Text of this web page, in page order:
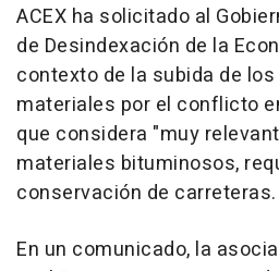
ACEX ha solicitado al
de Desindexación de la
contexto de la subida de
materiales por el conflicto
que considera "muy
materiales bituminosos,
conservación de carreteras.
En un comunicado, la